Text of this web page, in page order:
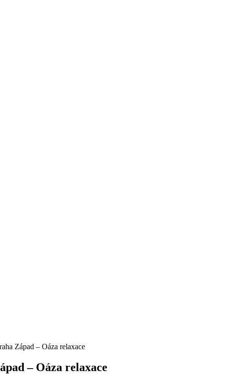
Západ – Oáza relaxace
– Oáza relaxace